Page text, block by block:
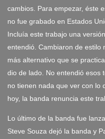
cambios. Para empezar, éste
no fue grabado en Estados
Incluía este trabajo una
entendió. Cambiaron de estilo
más alternativo que se
dio de lado. No entendió esos
no tienen nada que ver con lo
hoy, la banda renuncia este
Lo último de la banda fue
Steve Souza dejó la banda y